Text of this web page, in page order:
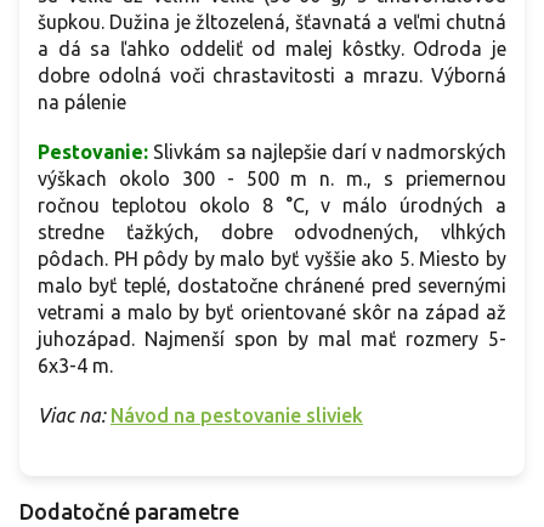
šupkou. Dužina je žltozelená, šťavnatá a veľmi chutná
a dá sa ľahko oddeliť od malej kôstky. Odroda je
dobre odolná voči chrastavitosti a mrazu. Výborná
na pálenie
Pestovanie: Slivkám sa najlepšie darí v nadmorských
výškach okolo 300 - 500 m n. m., s priemernou
ročnou teplotou okolo 8 °C, v málo úrodných a
stredne ťažkých, dobre odvodnených, vlhkých
pôdach. PH pôdy by malo byť vyššie ako 5. Miesto by
malo byť teplé, dostatočne chránené pred severnými
vetrami a malo by byť orientované skôr na západ až
juhozápad. Najmenší spon by mal mať rozmery 5-
6x3-4 m.
Viac na: Návod na pestovanie sliviek
Dodatočné parametre